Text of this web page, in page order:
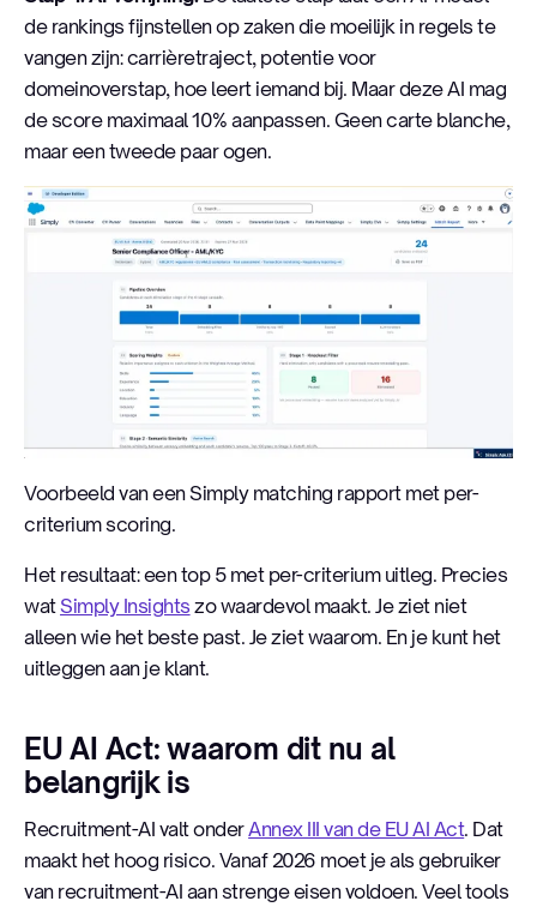
de rankings fijnstellen op zaken die moeilijk in regels te
vangen zijn: carrièretraject, potentie voor
domeinoverstap, hoe leert iemand bij. Maar deze AI mag
de score maximaal 10% aanpassen. Geen carte blanche,
maar een tweede paar ogen.
Voorbeeld van een Simply matching rapport met per-
criterium scoring.
Het resultaat: een top 5 met per-criterium uitleg. Precies
watSimply Insights zo waardevol maakt. Je ziet niet
alleen wie het beste past. Je ziet waarom. En je kunt het
uitleggen aan je klant.
EU AI Act: waarom dit nu al
belangrijk is
Recruitment-AI valt onderAnnex III van de EU AI Act. Dat
maakt het hoog risico. Vanaf 2026 moet je als gebruiker
van recruitment-AI aan strenge eisen voldoen. Veel tools